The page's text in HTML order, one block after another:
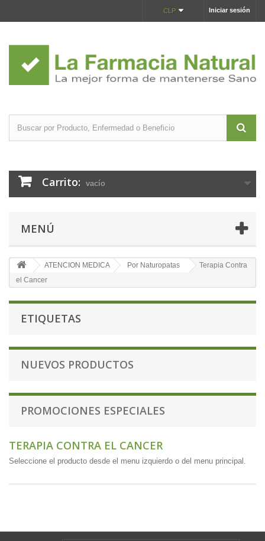
Iniciar sesión
CLP
Carrito: vacío
MENÚ
ATENCION MEDICA Por Naturopatas
Terapia Contra
el Cancer
ETIQUETAS
NUEVOS PRODUCTOS
PROMOCIONES ESPECIALES
TERAPIA CONTRA EL CANCER
Seleccione el producto desde el menu izquierdo o del menu principal.